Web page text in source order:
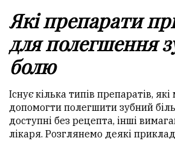
Які препарати
для полегшення
болю
Існує кілька типів препаратів,
допомогти полегшити зубний
доступні без рецепта, інші
лікаря. Розглянемо деякі